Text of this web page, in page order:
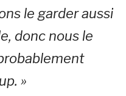
le garder aussi
donc nous le
»